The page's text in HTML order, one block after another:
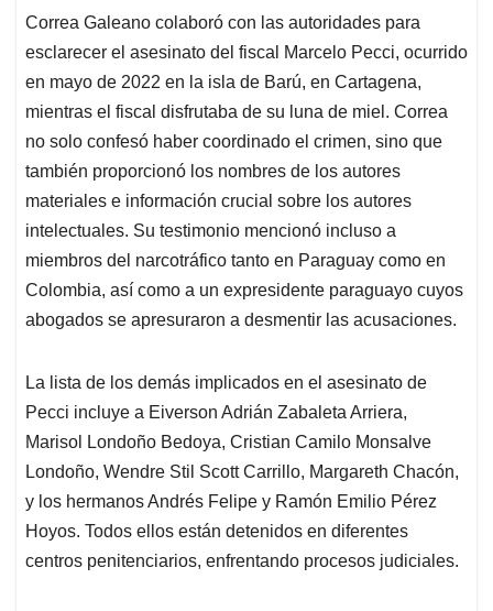
Correa Galeano colaboró con las autoridades para
esclarecer el asesinato del fiscal Marcelo Pecci, ocurrido
en mayo de 2022 en la isla de Barú, en Cartagena,
mientras el fiscal disfrutaba de su luna de miel. Correa
no solo confesó haber coordinado el crimen, sino que
también proporcionó los nombres de los autores
materiales e información crucial sobre los autores
intelectuales. Su testimonio mencionó incluso a
miembros del narcotráfico tanto en Paraguay como en
Colombia, así como a un expresidente paraguayo cuyos
abogados se apresuraron a desmentir las acusaciones.
La lista de los demás implicados en el asesinato de
Pecci incluye a Eiverson Adrián Zabaleta Arriera,
Marisol Londoño Bedoya, Cristian Camilo Monsalve
Londoño, Wendre Stil Scott Carrillo, Margareth Chacón,
y los hermanos Andrés Felipe y Ramón Emilio Pérez
Hoyos. Todos ellos están detenidos en diferentes
centros penitenciarios, enfrentando procesos judiciales.